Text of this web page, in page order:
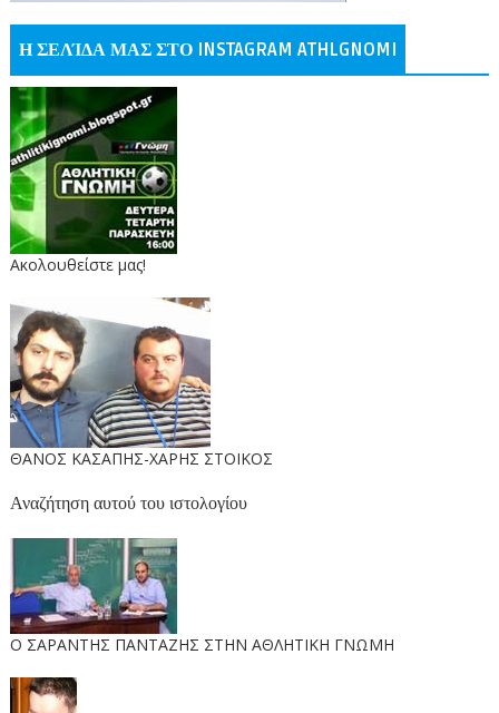
Η ΣΕΛΊΔΑ ΜΑΣ ΣΤΟ INSTAGRAM ATHLGNOMI
Ακολουθείστε μας!
ΘΑΝΟΣ ΚΑΣΑΠΗΣ-ΧΑΡΗΣ ΣΤΟΙΚΟΣ
Αναζήτηση αυτού του ιστολογίου
O ΣΑΡΑΝΤΗΣ ΠΑΝΤΑΖΗΣ ΣΤΗΝ ΑΘΛΗΤΙΚΗ ΓΝΩΜΗ